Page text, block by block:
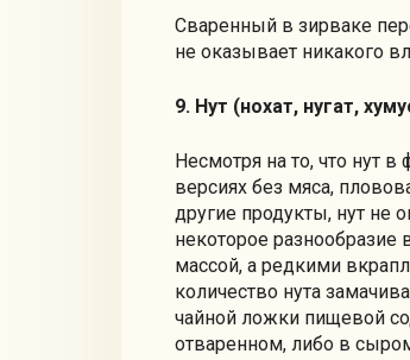
Сваренный в зирваке
не оказывает никакого
9. Нут (нохат, нугат,
Несмотря на то, что нут
версиях без мяса,
другие продукты, нут не
некоторое
массой, а редкими
количество нута
чайной ложки пищевой
отваренном, либо в